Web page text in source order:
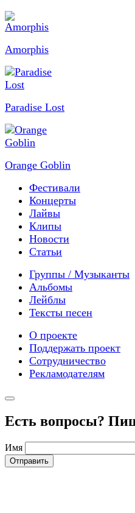
Amorphis
Paradise Lost
Orange Goblin
Фестивали
Концерты
Лайвы
Клипы
Новости
Статьи
Группы / Музыканты
Альбомы
Лейблы
Тексты песен
О проекте
Поддержать проект
Сотрудничество
Рекламодателям
Есть вопросы?
Имя